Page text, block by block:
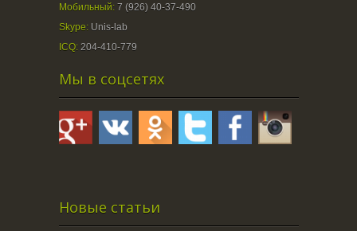
Мобильный:7 (926) 40-37-490
Skype: Unis-lab
ICQ:204-410-779
Мы в соцсетях
Новые статьи